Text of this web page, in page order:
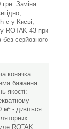
грн. Заміна
є у Києві,
ROTAK 43 при
без серйозного
конячка
бажання
якості:
- дивіться
ROTAK